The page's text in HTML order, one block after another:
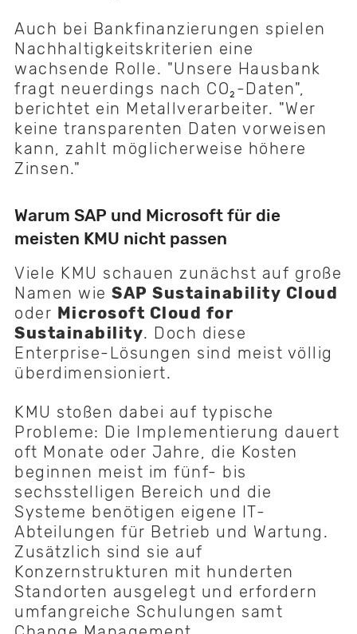
Auch bei Bankfinanzierungen spielen
Nachhaltigkeitskriterien eine
wachsende Rolle. "Unsere Hausbank
fragt neuerdings nach CO₂-Daten",
berichtet ein Metallverarbeiter. "Wer
keine transparenten Daten vorweisen
kann, zahlt möglicherweise höhere
Zinsen."
Warum SAP und Microsoft für die
meisten KMU nicht passen
Viele KMU schauen zunächst auf große
Namen wie SAP Sustainability Cloud
oder Microsoft Cloud for
Sustainability. Doch diese
Enterprise-Lösungen sind meist völlig
überdimensioniert.
KMU stoßen dabei auf typische
Probleme: Die Implementierung dauert
oft Monate oder Jahre, die Kosten
beginnen meist im fünf- bis
sechsstelligen Bereich und die
Systeme benötigen eigene IT-
Abteilungen für Betrieb und Wartung.
Zusätzlich sind sie auf
Konzernstrukturen mit hunderten
Standorten ausgelegt und erfordern
umfangreiche Schulungen samt